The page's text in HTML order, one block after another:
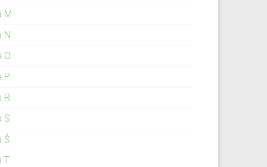
M
N
O
P
R
S
Š
T